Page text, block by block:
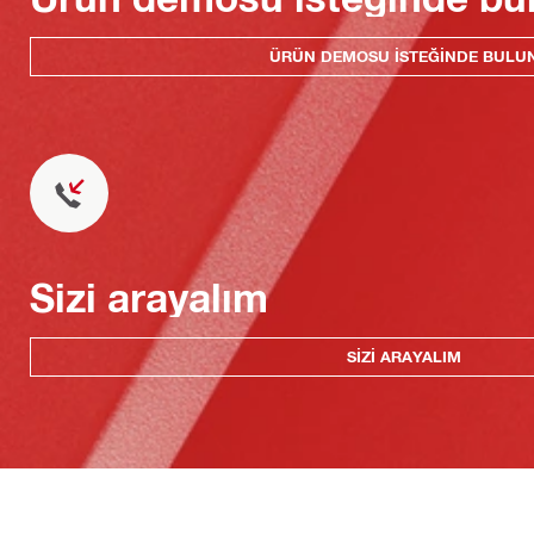
ÜRÜN DEMOSU ISTEĞINDE
Sizi arayalım
SIZI ARAYALIM